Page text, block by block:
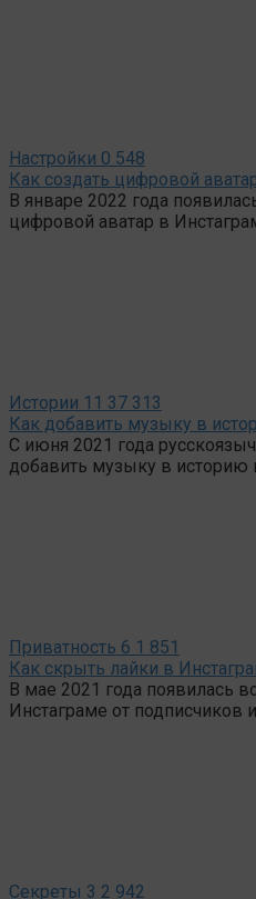
Настройки 0 548
Как создать цифровой
В январе 2022 года
цифровой аватар в
Истории 11 37 313
Как добавить музыку в
С июня 2021 года
добавить музыку в историю
Приватность 6 1 851
Как скрыть лайки в
В мае 2021 года появилась
Инстаграме от подписчиков
Секреты 3 2 942